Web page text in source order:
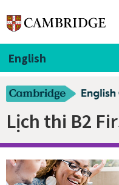
English
Lịch thi B2